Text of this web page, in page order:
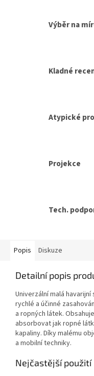
Výběr na
Kladné
Atypické
Projekce
Tech.
Popis Diskuze
Detailní popis
Univerzální malá
rychlé a účinné
a ropných látek.
absorbovat jak ropné
kapaliny. Díky malému
a mobilní techniky.
Nejčastější použití